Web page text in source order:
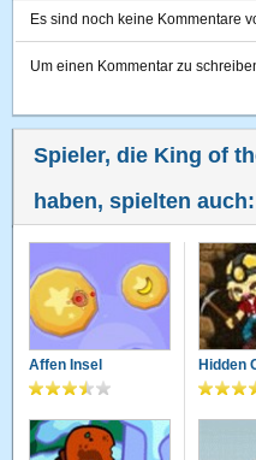
Es sind noch keine Kommentare
Um einen Kommentar zu
Spieler, die King of
haben, spielten auch:
Affen Insel Hidden